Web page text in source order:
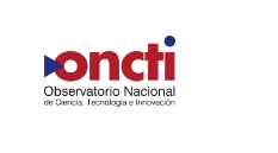
al
contenido